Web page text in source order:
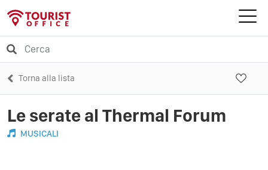
Torna alla lista
Le serate al Thermal Forum
MUSICALI